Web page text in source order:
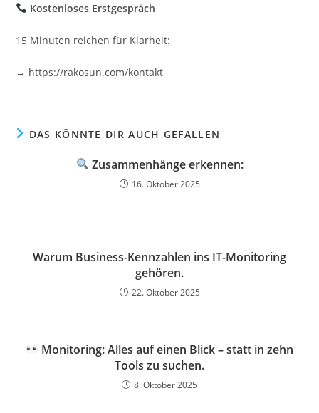
Kostenloses Erstgespräch
15 Minuten reichen für Klarheit:
→ https://rakosun.com/kontakt
DAS KÖNNTE DIR AUCH GEFALLEN
Zusammenhänge erkennen:
16. Oktober 2025
Warum Business-Kennzahlen ins IT-Monitoring
gehören.
22. Oktober 2025
Monitoring: Alles auf einen Blick – statt in zehn
Tools zu suchen.
8. Oktober 2025